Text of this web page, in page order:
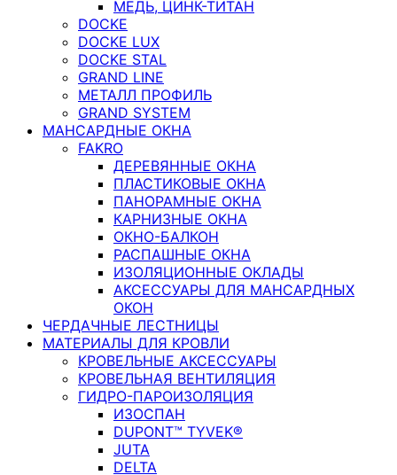
МЕДЬ, ЦИНК-ТИТАН
DOCKE
DOCKE LUX
DOCKE STAL
GRAND LINE
МЕТАЛЛ ПРОФИЛЬ
GRAND SYSTEM
МАНСАРДНЫЕ ОКНА
FAKRO
ДЕРЕВЯННЫЕ ОКНА
ПЛАСТИКОВЫЕ ОКНА
ПАНОРАМНЫЕ ОКНА
КАРНИЗНЫЕ ОКНА
ОКНО-БАЛКОН
РАСПАШНЫЕ ОКНА
ИЗОЛЯЦИОННЫЕ ОКЛАДЫ
АКСЕССУАРЫ ДЛЯ МАНСАРДНЫХ
ОКОН
ЧЕРДАЧНЫЕ ЛЕСТНИЦЫ
МАТЕРИАЛЫ ДЛЯ КРОВЛИ
КРОВЕЛЬНЫЕ АКСЕССУАРЫ
КРОВЕЛЬНАЯ ВЕНТИЛЯЦИЯ
ГИДРО-ПАРОИЗОЛЯЦИЯ
ИЗОСПАН
DUPONT™ TYVEK®
JUTA
DELTA